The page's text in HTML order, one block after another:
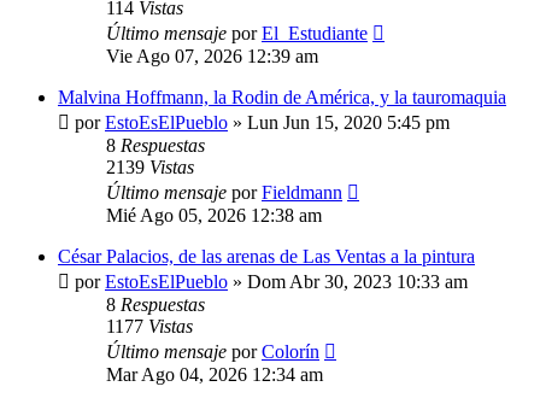
114 Vistas
Último mensaje porEl_Estudiante
Vie Ago 07, 2026 12:39 am
Malvina Hoffmann, la Rodin de América, y la tauromaquia
porEstoEsElPueblo » Lun Jun 15, 2020 5:45 pm
8 Respuestas
2139 Vistas
Último mensaje porFieldmann
Mié Ago 05, 2026 12:38 am
César Palacios, de las arenas de Las Ventas a la pintura
porEstoEsElPueblo » Dom Abr 30, 2023 10:33 am
8 Respuestas
1177 Vistas
Último mensaje porColorín
Mar Ago 04, 2026 12:34 am